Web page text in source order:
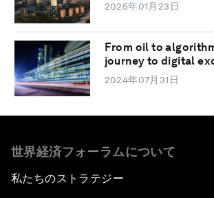
2025年01月23日
From oil to
journey to digital
2024年07月31日
世界経済フォーラムについて
私たちのストラテジー